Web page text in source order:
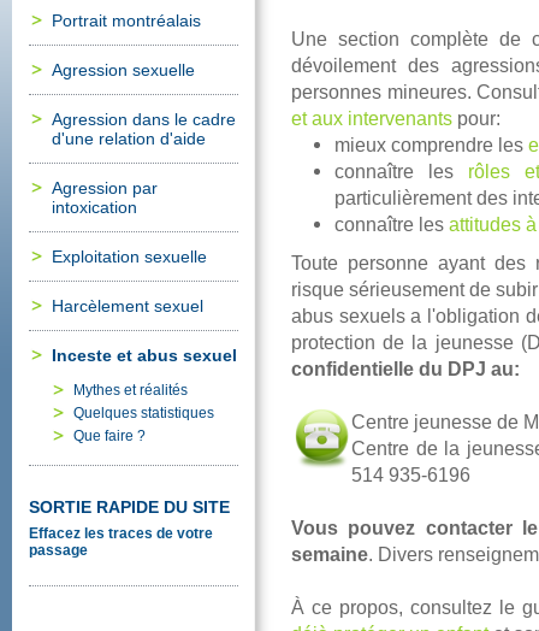
Portraitmontréalais
Agressionsexuelle
Agressiondanslecadre
d'unerelationd'aide
Agressionpar
intoxication
Exploitationsexuelle
Harcèlementsexuel
Incesteetabussexuel
Mythesetréalités
Quelquesstatistiques
Quefaire?
SORTIERAPIDEDUSITE
Effacezlestracesdevotre
passage
etauxintervenants pour:
mieuxcomprendre les
connaîtreles
connaîtreles
confidentielleduDPJau:
514935-6196
semaine